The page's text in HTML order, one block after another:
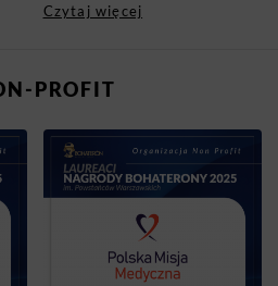
Czytaj więcej
PROFIT